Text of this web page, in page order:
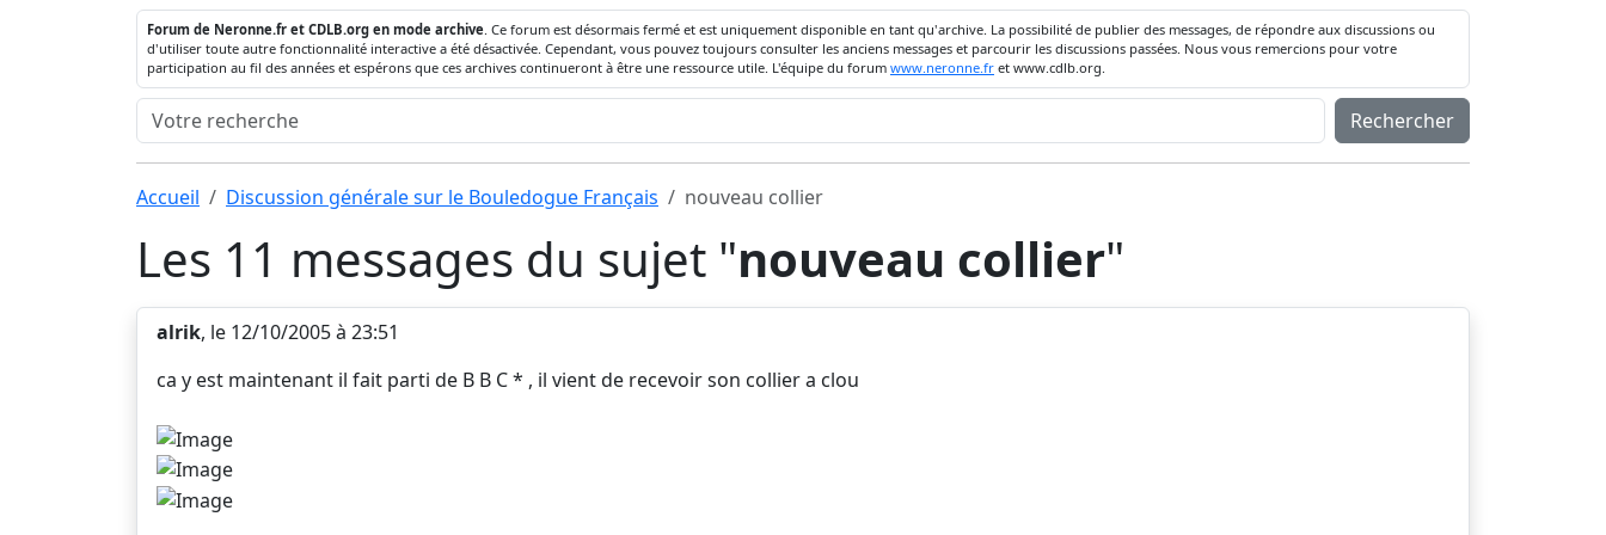
Forum de Neronne.fr et CDLB.org en mode archive. Ce forum est désormais fermé et est uniquement disponible en tant qu'archive. La possibilité de publier des messages, de répondre aux discussions ou
d'utiliser toute autre fonctionnalité interactive a été désactivée. Cependant, vous pouvez toujours consulter les anciens messages et parcourir les discussions passées. Nous vous remercions pour votre
participation au fil des années et espérons que ces archives continueront à être une ressource utile. L'équipe du forum www.neronne.fr et www.cdlb.org.
Rechercher
Accueil Discussion générale sur le Bouledogue Français nouveau collier
Les 11 messages du sujet "nouveau collier"
alrik, le 12/10/2005 à 23:51
ca y est maintenant il fait parti de B B C * , il vient de recevoir son collier a clou